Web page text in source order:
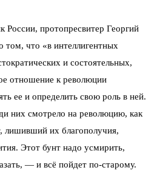
России, протопресвитер Георгий
что «в интеллигентных
и состоятельных,
отношение к революции
ее и определить свою роль в ней.
них смотрело на революцию, как
лишивший их благополучия,
Этот бунт надо усмирить,
— и всё пойдет по-старому.